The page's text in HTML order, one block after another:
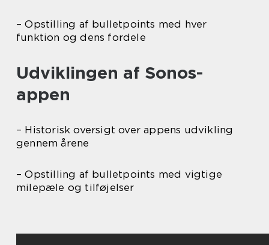
– Opstilling af bulletpoints med hver
funktion og dens fordele
Udviklingen af Sonos-
appen
– Historisk oversigt over appens udvikling
gennem årene
– Opstilling af bulletpoints med vigtige
milepæle og tilføjelser